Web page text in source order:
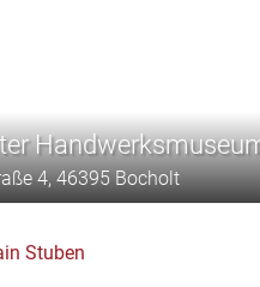
4, 46395 Bocholt